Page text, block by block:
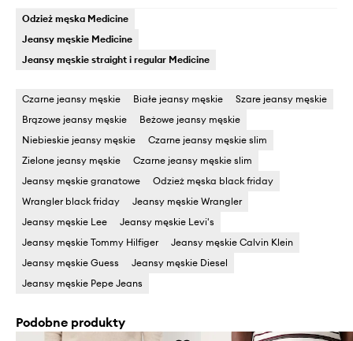
Odzież męska Medicine
Jeansy męskie Medicine
Jeansy męskie straight i regular Medicine
Czarne jeansy męskie Białe jeansy męskie
Szare jeansy męskie
Brązowe jeansy męskie
Beżowe jeansy męskie
Niebieskie jeansy męskie
Czarne jeansy męskie slim
Zielone jeansy męskie
Czarne jeansy męskie slim
Jeansy męskie granatowe
Odzież męska black friday
Wrangler black friday
Jeansy męskie Wrangler
Jeansy męskie Lee
Jeansy męskie Levi's
Jeansy męskie Tommy Hilfiger
Jeansy męskie Calvin Klein
Jeansy męskie Guess
Jeansy męskie Diesel
Jeansy męskie Pepe Jeans
Podobne produkty